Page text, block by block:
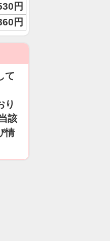
円
円
て
り
該
情